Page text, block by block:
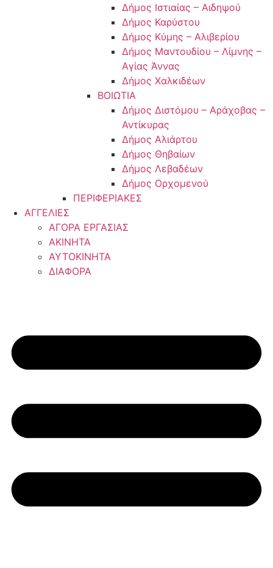
Δήμος Ιστιαίας – Αιδηψού
Δήμος Καρύστου
Δήμος Κύμης – Αλιβερίου
Δήμος Μαντουδίου – Λίμνης –
Αγίας Άννας
Δήμος Χαλκιδέων
ΒΟΙΩΤΙΑ
Δήμος Διστόμου – Αράχοβας –
Αντίκυρας
Δήμος Αλιάρτου
Δήμος Θηβαίων
Δήμος Λεβαδέων
Δήμος Ορχομενού
ΠΕΡΙΦΕΡΙΑΚΕΣ
ΑΓΓΕΛΙΕΣ
ΑΓΟΡΑ ΕΡΓΑΣΙΑΣ
ΑΚΙΝΗΤΑ
ΑΥΤΟΚΙΝΗΤΑ
ΔΙΑΦΟΡΑ